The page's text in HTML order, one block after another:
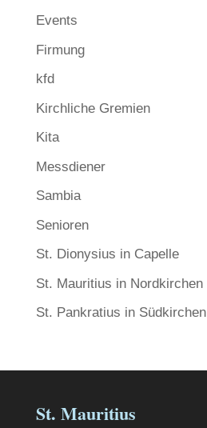
Events
Firmung
kfd
Kirchliche Gremien
Kita
Messdiener
Sambia
Senioren
St. Dionysius in Capelle
St. Mauritius in Nordkirchen
St. Pankratius in Südkirchen
St. Mauritius